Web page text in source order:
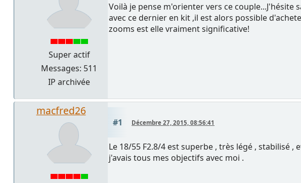
Super actif
Messages: 511
IP archivée
Voilà je pense m'orienter vers ce
avec ce dernier en kit ,il est alors possible
zooms est elle vraiment significative!
macfred26
#1 Décembre 27, 2015, 08:56:41
Le 18/55 F2.8/4 est superbe , très légé , stabilisé
j'avais tous mes objectifs avec moi .